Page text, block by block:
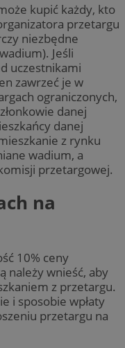
kupić każdy, kto
przetargu
niezbędne
Jeśli
uczestnikami
zawrzeć je w
ograniczonych,
danej
danej
z rynku
wadium, a
przetargowej.
na
10% ceny
należy wnieść, aby
z przetargu.
i sposobie wpłaty
przetargu na